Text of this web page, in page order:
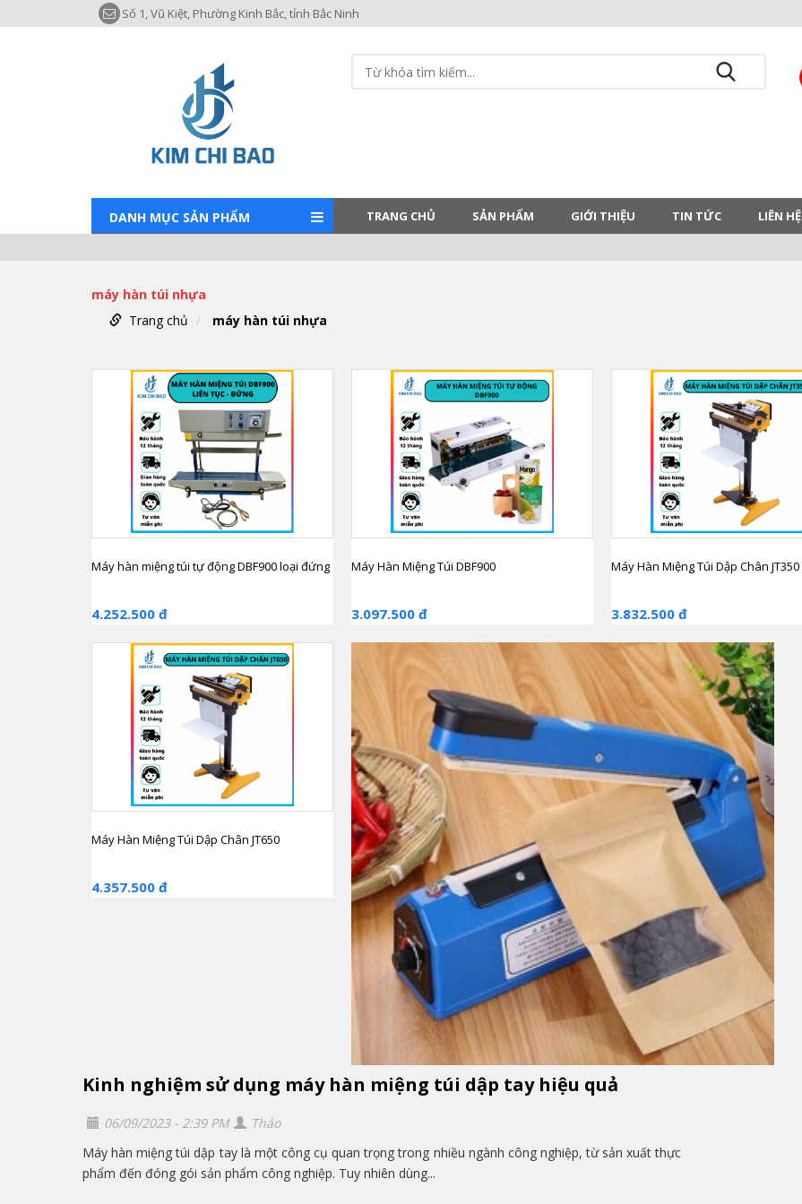
Số 1, Vũ Kiệt, Phường Kinh Bắc, tỉnh Bắc Ninh
DANH MỤC SẢN PHẨM TRANG CHỦ SẢN PHẨM GIỚI THIỆU TIN TỨC LIÊN HỆ
máy hàn túi nhựa
Trang chủ
máy hàn túi nhựa
Máy hàn miệng túi tự động DBF900 loại đứng
4.252.500 đ
Máy Hàn Miệng Túi DBF900
3.097.500 đ
Máy Hàn Miệng Túi Dập Chân JT350
3.832.500 đ
Máy Hàn Miệng Túi Dập Chân JT650
4.357.500 đ
Kinh nghiệm sử dụng máy hàn miệng túi dập tay hiệu quả
06/09/2023 - 2:39 PM
Thảo
Máy hàn miệng túi dập tay là một công cụ quan trọng trong nhiều ngành công nghiệp, từ sản xuất thực
phẩm đến đóng gói sản phẩm công nghiệp. Tuy nhiên dùng...